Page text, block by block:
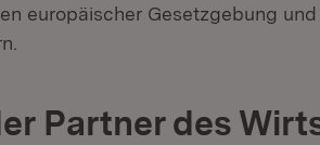
europäischer Gesetzgebung
Partner des